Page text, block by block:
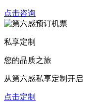
点击咨询
私享定制
您的品质之旅
从第六感私享定制开启
点击定制